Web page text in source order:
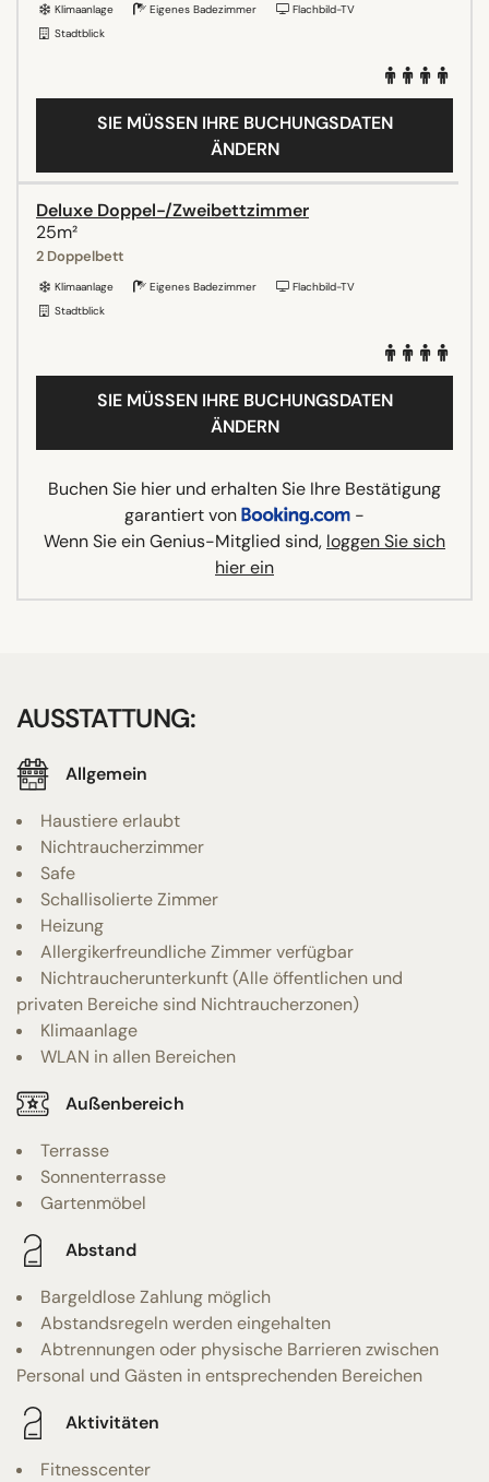
Klimaanlage Eigenes Badezimmer
Flachbild-TV
Stadtblick
SIE MÜSSEN IHRE BUCHUNGSDATEN
ÄNDERN
Deluxe Doppel-/Zweibettzimmer
25m²
2 Doppelbett
Klimaanlage Eigenes Badezimmer
Flachbild-TV
Stadtblick
SIE MÜSSEN IHRE BUCHUNGSDATEN
ÄNDERN
Buchen Sie hier und erhalten Sie Ihre Bestätigung
garantiert von
-
Wenn Sie ein Genius-Mitglied sind, loggen Sie sich
hier ein
AUSSTATTUNG:
Allgemein
Haustiere erlaubt
Nichtraucherzimmer
Safe
Schallisolierte Zimmer
Heizung
Allergikerfreundliche Zimmer verfügbar
Nichtraucherunterkunft (Alle öffentlichen und
privaten Bereiche sind Nichtraucherzonen)
Klimaanlage
WLAN in allen Bereichen
Außenbereich
Terrasse
Sonnenterrasse
Gartenmöbel
Abstand
Bargeldlose Zahlung möglich
Abstandsregeln werden eingehalten
Abtrennungen oder physische Barrieren zwischen
Personal und Gästen in entsprechenden Bereichen
Aktivitäten
Fitnesscenter